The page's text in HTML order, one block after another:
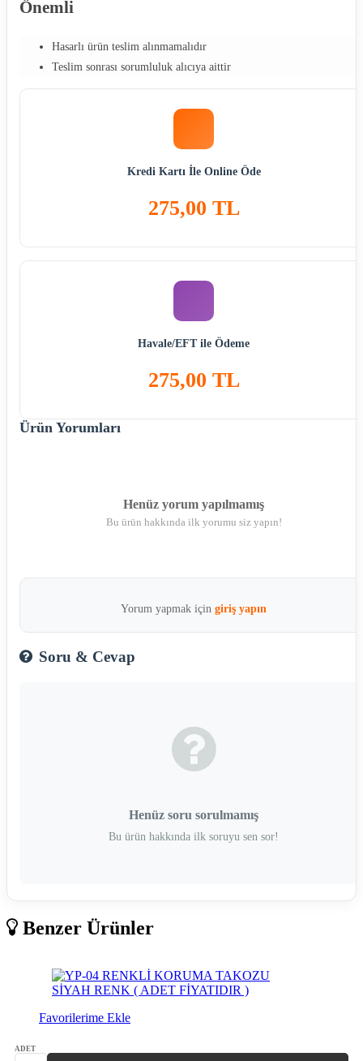
Önemli
Hasarlı ürün teslim alınmamalıdır
Teslim sonrası sorumluluk alıcıya aittir
Kredi Kartı İle Online Öde
275,00 TL
Havale/EFT ile Ödeme
275,00 TL
Ürün Yorumları
Henüz yorum yapılmamış
Bu ürün hakkında ilk yorumu siz yapın!
Yorum yapmak için giriş yapın
Soru & Cevap
Henüz soru sorulmamış
Bu ürün hakkında ilk soruyu sen sor!
Benzer Ürünler
Favorilerime Ekle
ADET